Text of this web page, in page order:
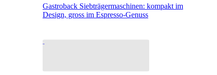
Gastroback Siebträgermaschinen: kompakt im
Design, gross im Espresso-Genuss